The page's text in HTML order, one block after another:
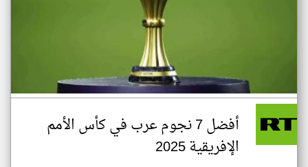
أفضل 7 نجوم عرب في كأس الأمم
الإفريقية 2025